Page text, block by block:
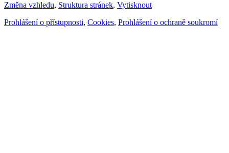
Změna vzhledu, Struktura stránek, Vytisknout
Prohlášení o přístupnosti, Cookies, Prohlášení o ochraně soukromí